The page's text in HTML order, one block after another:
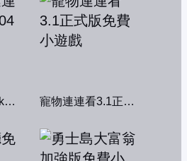
神奇寶貝連連看kawai版2004 寵物連連看3.1正式版